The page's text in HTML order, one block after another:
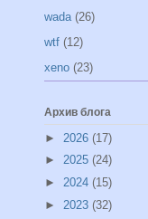
wada (26)
wtf (12)
xeno (23)
Архив блога
► 2026 (17)
► 2025 (24)
► 2024 (15)
► 2023 (32)